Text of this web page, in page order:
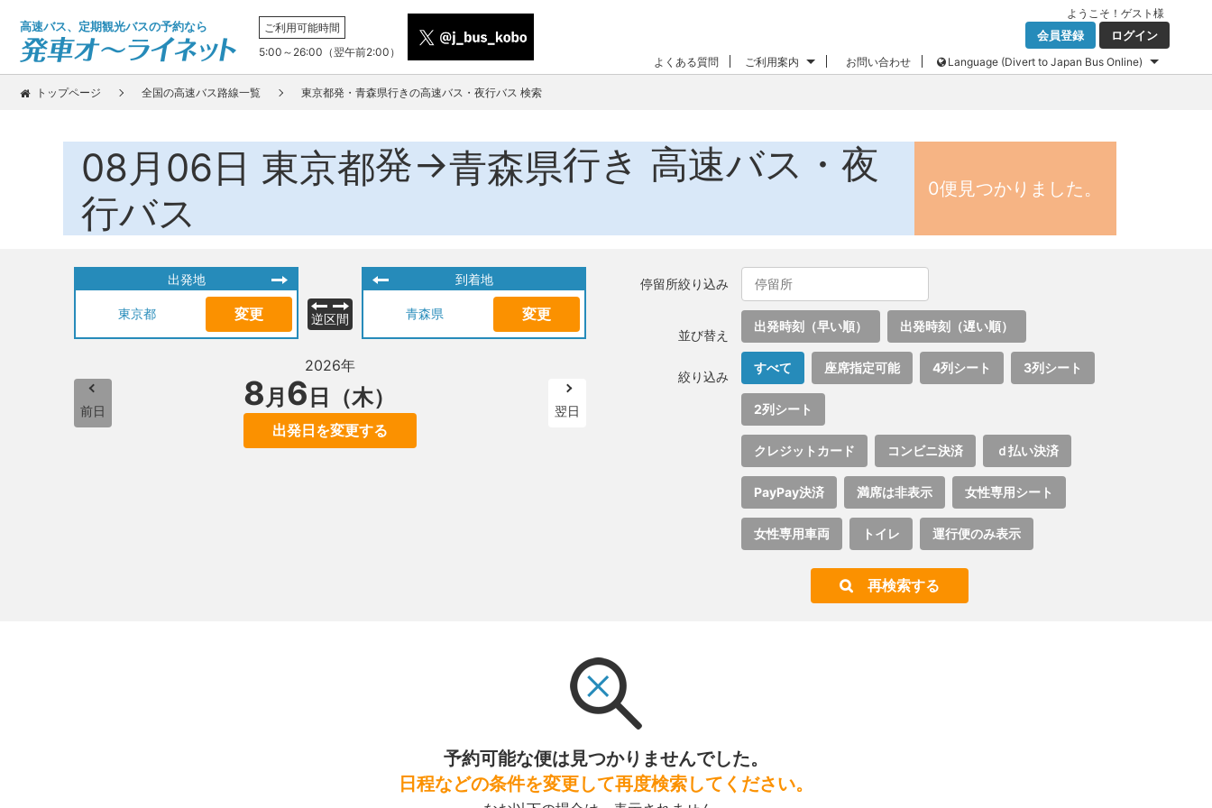
高速バス、定期観光バスの予約なら
ご利用可能時間
5:00～26:00（翌午前2:00）
ようこそ！ ゲスト 様
会員登録 ログイン
よくある質問 ご利用案内 お問い合わせ Language (Divert to Japan Bus Online)
トップページ 全国の高速バス路線一覧 東京都発・青森県行きの高速バス・夜行バス 検索
08月06日 東京都発→青森県行き 高速バス・夜
行バス
0便見つかりました。
出発地
東京都 変更 逆区間
到着地
青森県 変更
前日
2026年
8月 6 日（木）
出発日を変更する
翌日
停留所絞り込み
並び替え
出発時刻（早い順） 出発時刻（遅い順）
絞り込み
すべて 座席指定可能 4列シート 3列シート
2列シート
クレジットカード コンビニ決済 ｄ払い決済
PayPay決済 満席は非表示 女性専用シート
女性専用車両 トイレ 運行便のみ表示
再検索する
予約可能な便は見つかりませんでした。
日程などの条件を変更して再度検索してください。